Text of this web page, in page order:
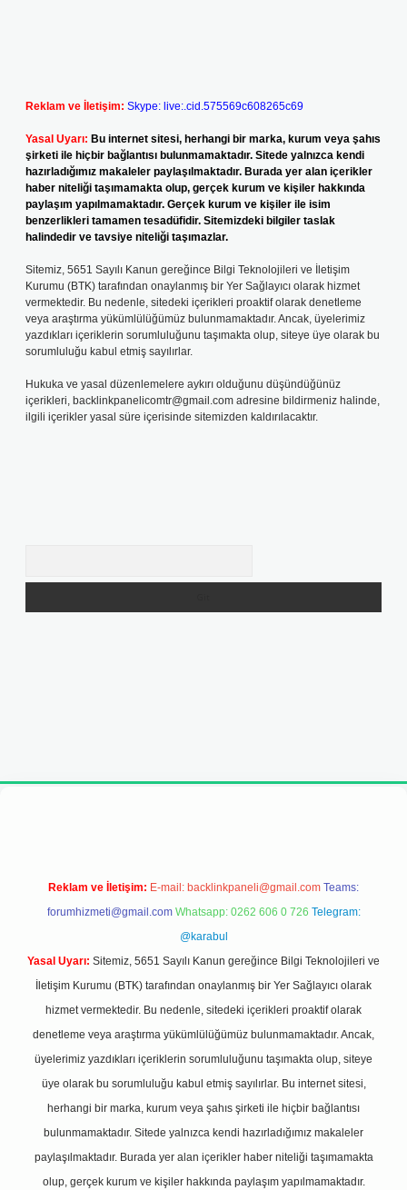
Reklam ve İletişim: Skype: live:.cid.575569c608265c69
Yasal Uyarı: Bu internet sitesi, herhangi bir marka, kurum veya şahıs
şirketi ile hiçbir bağlantısı bulunmamaktadır. Sitede yalnızca kendi
hazırladığımız makaleler paylaşılmaktadır. Burada yer alan içerikler
haber niteliği taşımamakta olup, gerçek kurum ve kişiler hakkında
paylaşım yapılmamaktadır. Gerçek kurum ve kişiler ile isim
benzerlikleri tamamen tesadüfidir. Sitemizdeki bilgiler taslak
halindedir ve tavsiye niteliği taşımazlar.
Sitemiz, 5651 Sayılı Kanun gereğince Bilgi Teknolojileri ve İletişim
Kurumu (BTK) tarafından onaylanmış bir Yer Sağlayıcı olarak hizmet
vermektedir. Bu nedenle, sitedeki içerikleri proaktif olarak denetleme
veya araştırma yükümlülüğümüz bulunmamaktadır. Ancak, üyelerimiz
yazdıkları içeriklerin sorumluluğunu taşımakta olup, siteye üye olarak bu
sorumluluğu kabul etmiş sayılırlar.
Hukuka ve yasal düzenlemelere aykırı olduğunu düşündüğünüz
içerikleri, backlinkpanelicomtr@gmail.com adresine bildirmeniz halinde,
ilgili içerikler yasal süre içerisinde sitemizden kaldırılacaktır.
giriş adresi
Reklam ve İletişim: E-mail: backlinkpaneli@gmail.com Teams:
forumhizmeti@gmail.com Whatsapp: 0262 606 0 726 Telegram:
@karabul
Yasal Uyarı: Sitemiz, 5651 Sayılı Kanun gereğince Bilgi Teknolojileri ve
İletişim Kurumu (BTK) tarafından onaylanmış bir Yer Sağlayıcı olarak
hizmet vermektedir. Bu nedenle, sitedeki içerikleri proaktif olarak
denetleme veya araştırma yükümlülüğümüz bulunmamaktadır. Ancak,
üyelerimiz yazdıkları içeriklerin sorumluluğunu taşımakta olup, siteye
üye olarak bu sorumluluğu kabul etmiş sayılırlar. Bu internet sitesi,
herhangi bir marka, kurum veya şahıs şirketi ile hiçbir bağlantısı
bulunmamaktadır. Sitede yalnızca kendi hazırladığımız makaleler
paylaşılmaktadır. Burada yer alan içerikler haber niteliği taşımamakta
olup, gerçek kurum ve kişiler hakkında paylaşım yapılmamaktadır.